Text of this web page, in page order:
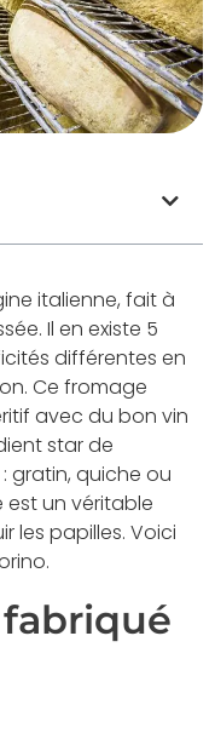
italienne, fait à
Il en existe 5
différentes en
Ce fromage
avec du bon vin
star de
gratin, quiche ou
est un véritable
les papilles. Voici